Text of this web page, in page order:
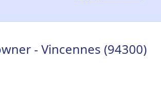
- Vincennes (94300)